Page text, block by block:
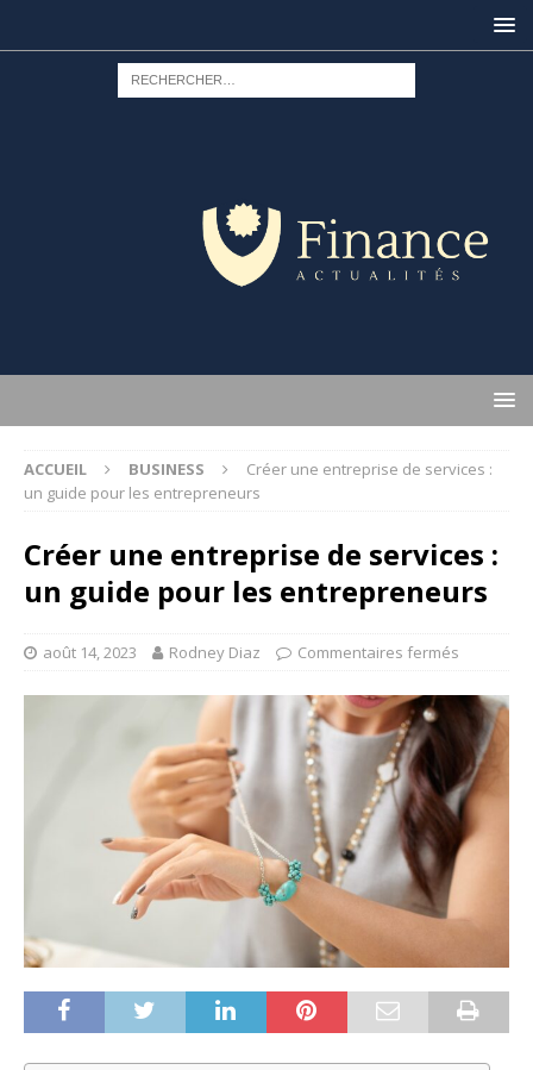
ACCUEIL BUSINESS
Créer une entreprise de services :
un guide pour les entrepreneurs
Créer une entreprise de services :
un guide pour les entrepreneurs
août 14, 2023 Rodney Diaz Commentaires fermés